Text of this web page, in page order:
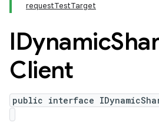
requestTestTarget
IDynamic
Client
public interface